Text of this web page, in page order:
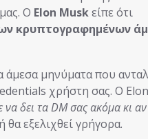
Ο Elon Muskείπε ότι
κρυπτογραφημένων
άμεσα μηνύματα που
χρήστη σας. Ο
δει τα DM σας ακόμα κι
θα εξελιχθεί γρήγορα.